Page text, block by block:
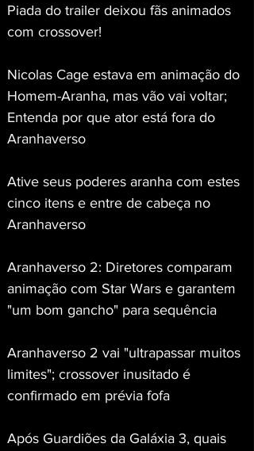
Piada do trailer deixou fãs animados
com crossover!
Nicolas Cage estava em animação do
Homem-Aranha, mas vão vai voltar;
Entenda por que ator está fora do
Aranhaverso
Ative seus poderes aranha com estes
cinco itens e entre de cabeça no
Aranhaverso
Aranhaverso 2: Diretores comparam
animação com Star Wars e garantem
"um bom gancho" para sequência
Aranhaverso 2 vai "ultrapassar muitos
limites"; crossover inusitado é
confirmado em prévia fofa
Após Guardiões da Galáxia 3, quais